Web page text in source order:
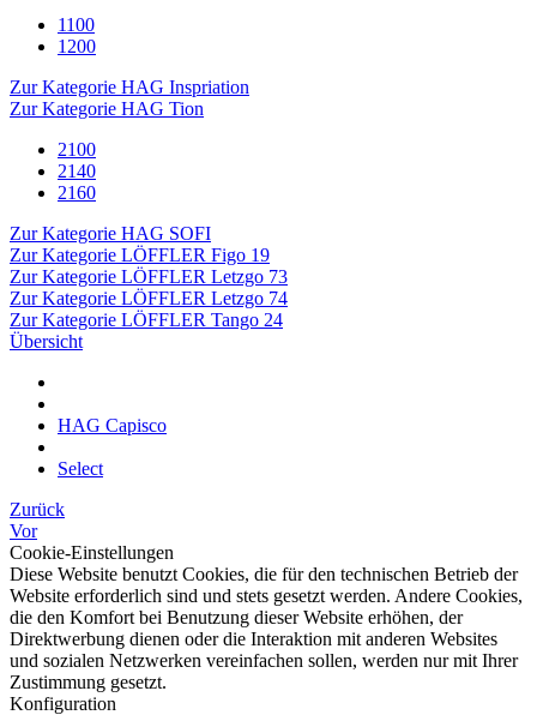
1100
1200
Zur Kategorie HAG Inspriation
Zur Kategorie HAG Tion
2100
2140
2160
Zur Kategorie HAG SOFI
Zur Kategorie LÖFFLER Figo 19
Zur Kategorie LÖFFLER Letzgo 73
Zur Kategorie LÖFFLER Letzgo 74
Zur Kategorie LÖFFLER Tango 24
Übersicht
HAG Capisco
Select
Zurück
Vor
Cookie-Einstellungen
Diese Website benutzt Cookies, die für den technischen Betrieb der
Website erforderlich sind und stets gesetzt werden. Andere Cookies,
die den Komfort bei Benutzung dieser Website erhöhen, der
Direktwerbung dienen oder die Interaktion mit anderen Websites
und sozialen Netzwerken vereinfachen sollen, werden nur mit Ihrer
Zustimmung gesetzt.
Konfiguration